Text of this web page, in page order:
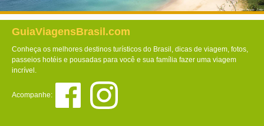
GuiaViagensBrasil.com
Conheça os melhores destinos turísticos do Brasil, dicas de viagem, fotos,
passeios hotéis e pousadas para você e sua família fazer uma viagem
incrível.
Acompanhe: